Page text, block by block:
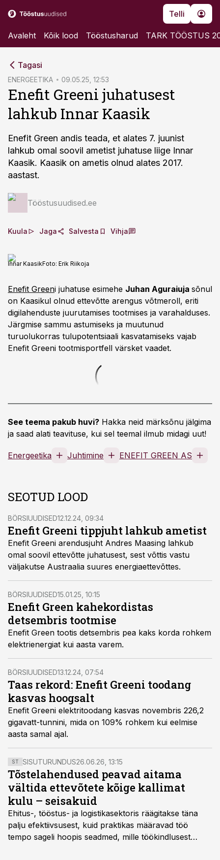
Telli
Avaleht Kõik lood Tööstusharud TARK TÖÖSTUS
Tagasi
ENERGEETIKA 09.05.25, 12:53
Enefit Greeni juhatusest
lahkub Innar Kaasik
Enefit Green andis teada, et alates 7. juunist
lahkub omal soovil ametist juhatuse liige Innar
Kaasik. Kaasik on ametis olnud alates 2017.
aastast.
Tööstusuudised.ee
Kuula Jaga Salvesta Vihja
Innar KaasikFoto: Erik Riikoja
Enefit Greeni juhatuse esimehe Juhan Aguraiuja sõnul
on Kaasikul olnud ettevõtte arengus võtmeroll, eriti
digilahenduste juurutamises tootmises ja varahalduses.
Järgmise sammu astumiseks ja muutunud
turuolukorras tulupotentsiaali kasvatamiseks vajab
Enefit Greeni tootmisportfell värsket vaadet.
See teema pakub huvi? Hakka neid märksõnu jälgima
ja saad alati teavituse, kui sel teemal ilmub midagi uut!
Energeetika Juhtimine ENEFIT GREEN AS
SEOTUD LOOD
BÖRSIUUDISED12.12.24, 09:34
Enefit Greeni tippjuht lahkub ametist
Enefit Greeni arendusjuht Andres Maasing lahkub
omal soovil ettevõtte juhatusest, sest võttis vastu
väljakutse Austraalia suures energiaettevõttes.
BÖRSIUUDISED15.01.25, 10:15
Enefit Green kahekordistas
detsembris tootmise
Enefit Green tootis detsembris pea kaks korda rohkem
elektrienergiat kui aasta varem.
BÖRSIUUDISED13.12.24, 07:54
Taas rekord: Enefit Greeni toodang
kasvas hoogsalt
Enefit Greeni elektritoodang kasvas novembris 226,2
gigavatt-tunnini, mida on 109% rohkem kui eelmise
aasta samal ajal.
ST SISUTURUNDUS26.06.26, 13:15
Tõstelahendused peavad aitama
vältida ettevõtete kõige kallimat
kulu – seisakuid
Ehitus-, tööstus- ja logistikasektoris räägitakse täna
palju efektiivsusest, kuid praktikas määravad töö
tempo sageli hoopis seadmed, mille töökindlusest